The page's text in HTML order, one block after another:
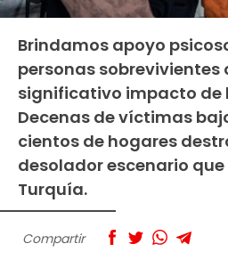
Brindamos apoyo
personas sobrevivientes
significativo impacto de
Decenas de víctimas
cientos de hogares
desolador escenario
Turquía.
Compartir